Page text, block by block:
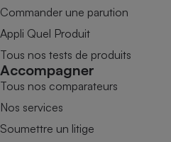
Commander une parution
Appli Quel Produit
Tous nos tests de produits
Accompagner
Tous nos comparateurs
Nos services
Soumettre un litige